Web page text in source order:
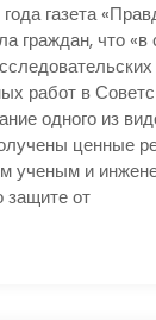
газета
граждан, что «в
работ в
одного из
ценные
ученым и
защите от